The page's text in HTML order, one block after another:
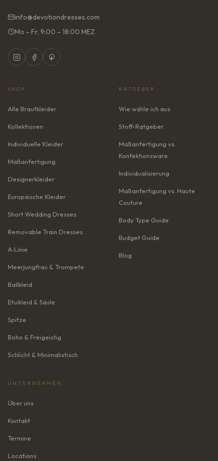
info@devotiondresses.com
Mo – Fr, 9:00 – 18:00 MEZ
SHOP
Alle Brautkleider
Kollektionen
Individuelle Kleider
Maßanfertigung
Designerkleider
Europäische Kleider
Short Wedding Dresses
Removable Train Dresses
A‑Linie
Meerjungfrau & Trompete
Ballkleid
Etuikleid & Säule
Spitze
Boho & Freigeistig
Schlicht & Minimalistisch
RATGEBER
Wie wähle ich aus
Stoff-Ratgeber
Maßanfertigung vs.
Konfektionsware
Individualisierung
Maßanfertigung vs. Haute
Couture
Body Type Guide
Budget Guide
Blog
UNTERNEHMEN
Über uns
Kontakt
Termine
Locations